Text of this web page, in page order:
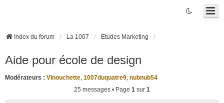
Index du forum La 1007 Etudes Marketing
Aide pour école de design
Modérateurs : Vinouchette, 1007duquatre9, nubnub54
25 messages • Page 1 sur 1